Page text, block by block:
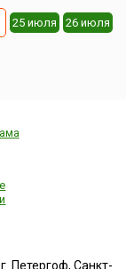
25 июля 26 июля
Петергоф, Санкт-